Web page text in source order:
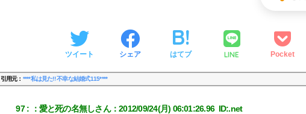
ツイート シェア はてブ LINE Pocket
引用元： ****私は見た!! 不幸な結婚式115****
97 ： 愛と死の名無しさん：2012/09/24(月) 06:01:26.96 ID:.net